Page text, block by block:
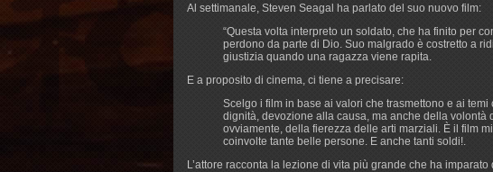
Al settimanale, Steven Seagal ha parlato del suo nuovo film:
“Questa volta interpreto un soldato, che ha finito per
perdono da parte di Dio. Suo malgrado è costretto a
giustizia quando una ragazza viene rapita.
E a proposito di cinema, ci tiene a precisare:
Scelgo i film in base ai valori che trasmettono e ai temi
dignità, devozione alla causa, ma anche della volontà
ovviamente, della fierezza delle arti marziali. È il film
coinvolte tante belle persone. E anche tanti soldi!.
L’attore racconta la lezione di vita più grande che ha